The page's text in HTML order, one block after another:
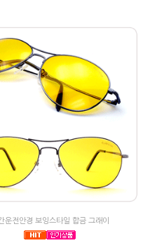
운전안경 보잉스타일 합금 그래이